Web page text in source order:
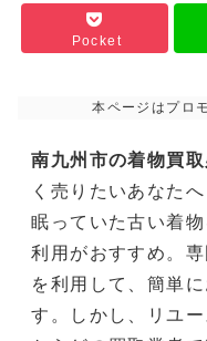
Pocket
本ページはプロ
南九州市の着物買
く売りたいあなたへ
眠っていた古い着
利用がおすすめ。
を利用して、簡単
す。しかし、リユ